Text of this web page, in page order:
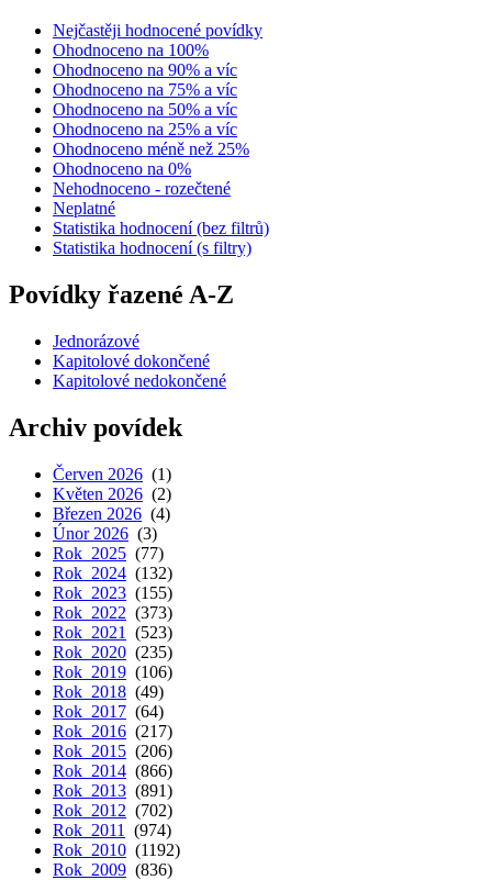
Nejčastěji hodnocené povídky
Ohodnoceno na 100%
Ohodnoceno na 90% a víc
Ohodnoceno na 75% a víc
Ohodnoceno na 50% a víc
Ohodnoceno na 25% a víc
Ohodnoceno méně než 25%
Ohodnoceno na 0%
Nehodnoceno - rozečtené
Neplatné
Statistika hodnocení (bez filtrů)
Statistika hodnocení (s filtry)
Povídky řazené A-Z
Jednorázové
Kapitolové dokončené
Kapitolové nedokončené
Archiv povídek
Červen 2026 (1)
Květen 2026 (2)
Březen 2026 (4)
Únor 2026 (3)
Rok 2025 (77)
Rok 2024 (132)
Rok 2023 (155)
Rok 2022 (373)
Rok 2021
(523)
Rok 2020 (235)
Rok 2019 (106)
Rok 2018 (49)
Rok 2017 (64)
Rok 2016 (217)
Rok 2015 (206)
Rok 2014 (866)
Rok 2013 (891)
Rok 2012 (702)
Rok 2011
(974)
Rok 2010 (1192)
Rok 2009 (836)